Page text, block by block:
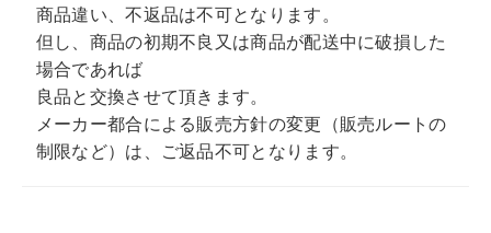
商品違い、不返品は不可となります。
但し、商品の初期不良又は商品が配送中に破損した
場合であれば
良品と交換させて頂きます。
メーカー都合による販売方針の変更（販売ルートの
制限など）は、ご返品不可となります。